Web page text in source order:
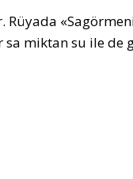
Rüyada
miktan su ile de